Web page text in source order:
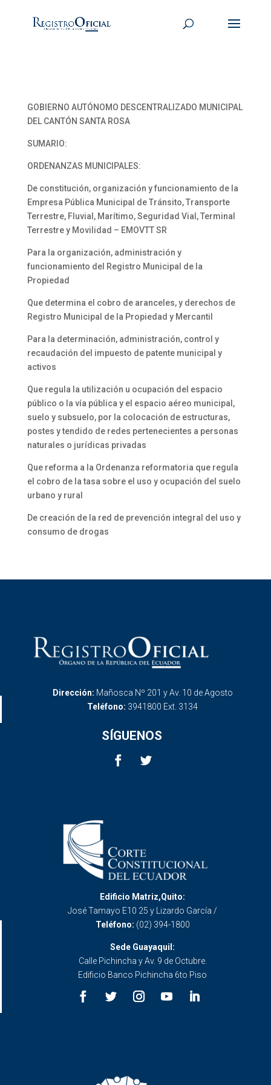
GOBIERNO AUTÓNOMO DESCENTRALIZADO MUNICIPAL
DEL CANTÓN SANTA ROSA
SUMARIO:
ORDENANZAS MUNICIPALES:
De constitución, organización y funcionamiento de la
Empresa Pública Municipal de Tránsito, Transporte
Terrestre, Fluvial, Marítimo, Seguridad Vial, Terminal
Terrestre y Movilidad – EMOVTT SR
Para la organización, administración y
funcionamiento del Registro Municipal de la
Propiedad
Que determina el cobro de aranceles, y derechos de
Registro Municipal de la Propiedad y Mercantil
Para la determinación, administración, control y
recaudación del impuesto de patente municipal y
activos
Que regula la utilización u ocupación del espacio
público o la vía pública y el espacio aéreo municipal,
suelo y subsuelo, por la colocación de estructuras,
postes y tendido de redes pertenecientes a personas
naturales o jurídicas privadas
Que reforma a la Ordenanza reformatoria que regula
el cobro de la tasa sobre el uso y ocupación del suelo
urbano y rural
De creación de la red de prevención integral del uso y
consumo de drogas
Dirección: Mañosca Nº 201 y Av. 10 de Agosto
Teléfono: 3941800 Ext. 3134
SÍGUENOS
Edificio Matriz,Quito:
José Tamayo E10 25 y Lizardo García /
Teléfono: (02) 394-1800
Sede Guayaquil:
Calle Pichincha y Av. 9 de Octubre.
Edificio Banco Pichincha 6to Piso